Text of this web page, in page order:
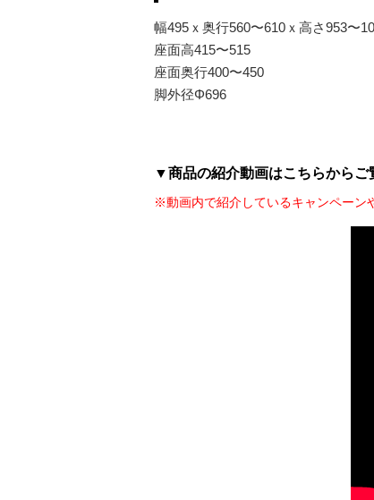
幅495ｘ奥行560〜610ｘ高さ953〜
座面高415〜515
座面奥行400〜450
脚外径Φ696
▼商品の紹介動画はこちらからご
※動画内で紹介しているキャンペーン